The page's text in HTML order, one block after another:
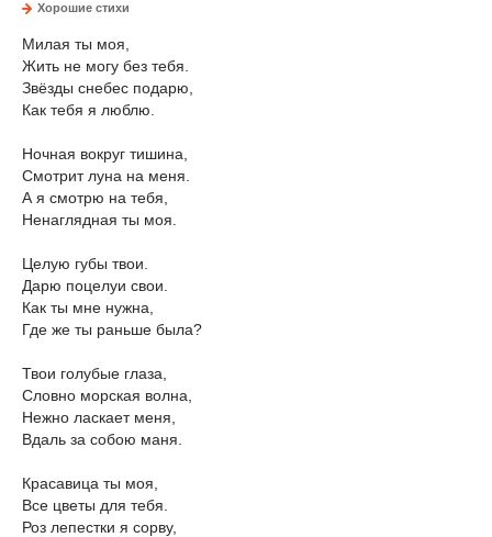
Хорошие стихи
Милая ты моя,
Жить не могу без тебя.
Звёзды снебес подарю,
Как тебя я люблю.
Ночная вокруг тишина,
Смотрит луна на меня.
А я смотрю на тебя,
Ненаглядная ты моя.
Целую губы твои.
Дарю поцелуи свои.
Как ты мне нужна,
Где же ты раньше была?
Твои голубые глаза,
Словно морская волна,
Нежно ласкает меня,
Вдаль за собою маня.
Красавица ты моя,
Все цветы для тебя.
Роз лепестки я сорву,